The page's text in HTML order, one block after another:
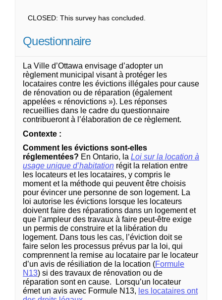
CLOSED: This survey has concluded.
Questionnaire
La Ville d’Ottawa envisage d’adopter un
règlement municipal visant à protéger les
locataires contre les évictions illégales pour cause
de rénovation ou de réparation (également
appelées « rénovictions »). Les réponses
recueillies dans le cadre du questionnaire
contribueront à l’élaboration de ce règlement.
Contexte :
Comment les évictions sont-elles
réglementées? En Ontario, la Loi sur la location à
usage unique d’habitation(Liens externes)
régit la relation entre
les locateurs et les locataires, y compris le
moment et la méthode qui peuvent être choisis
pour évincer une personne de son logement. La
loi autorise les évictions lorsque les locateurs
doivent faire des réparations dans un logement et
que l’ampleur des travaux à faire peut-être exige
un permis de construire et la libération du
logement. Dans tous les cas, l’éviction doit se
faire selon les processus prévus par la loi, qui
comprennent la remise au locataire par le locateur
d’un avis de résiliation de la location (Formule
N13(Liens externes)
) si des travaux de rénovation ou de
réparation sont en cause. Lorsqu’un locateur
émet un avis avec Formule N13, les locataires ont